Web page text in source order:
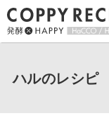
ハルのレシピ